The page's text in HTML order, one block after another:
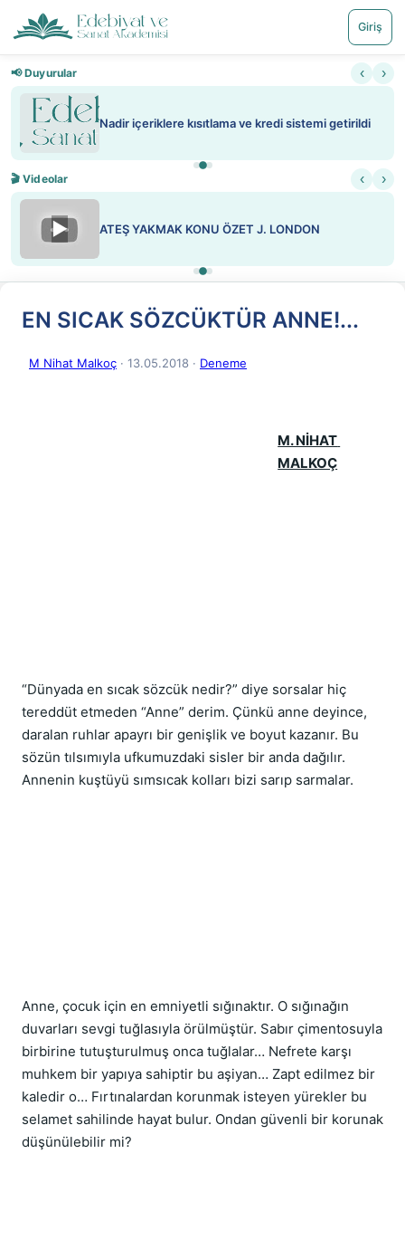
Giriş
📢 Duyurular ‹ ›
Nadir içeriklere kısıtlama ve kredi sistemi getirildi
🎬 Videolar ‹ ›
▶ ATEŞ YAKMAK KONU ÖZET J. LONDON
EN SICAK SÖZCÜKTÜR ANNE!...
M Nihat Malkoç · 13.05.2018 · Deneme
M. NİHAT
MALKOÇ
“Dünyada en sıcak sözcük nedir?” diye sorsalar hiç
tereddüt etmeden “Anne” derim. Çünkü anne deyince,
daralan ruhlar apayrı bir genişlik ve boyut kazanır. Bu
sözün tılsımıyla ufkumuzdaki sisler bir anda dağılır.
Annenin kuştüyü sımsıcak kolları bizi sarıp sarmalar.
Anne, çocuk için en emniyetli sığınaktır. O sığınağın
duvarları sevgi tuğlasıyla örülmüştür. Sabır çimentosuyla
birbirine tutuşturulmuş onca tuğlalar… Nefrete karşı
muhkem bir yapıya sahiptir bu aşiyan… Zapt edilmez bir
kaledir o… Fırtınalardan korunmak isteyen yürekler bu
selamet sahilinde hayat bulur. Ondan güvenli bir korunak
düşünülebilir mi?